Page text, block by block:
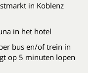
in Koblenz
in het hotel
bus en/of trein in
op 5 minuten lopen